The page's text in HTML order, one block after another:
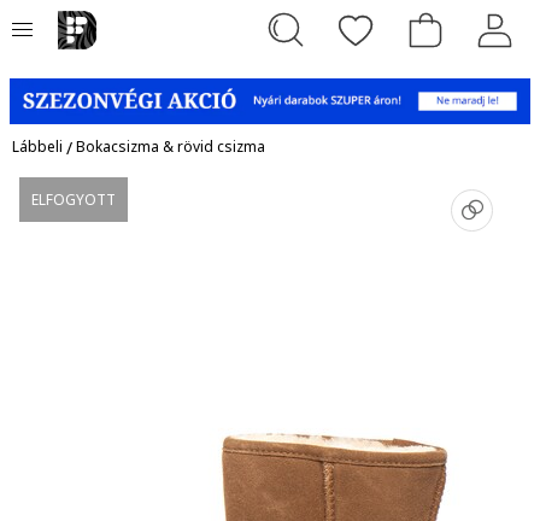
Lábbeli /Bokacsizma & rövid csizma
ELFOGYOTT